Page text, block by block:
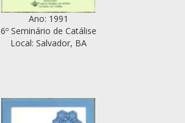
Ano: 1991
6º Seminário de Catálise
Local: Salvador, BA